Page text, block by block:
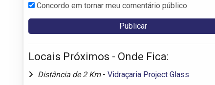
Concordo em tornar meu comentário público
Locais Próximos - Onde Fica:
Distância de 2 Km - Vidraçaria Project Glass